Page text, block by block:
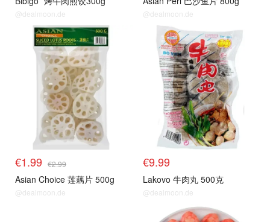
@dealmoon.de @dealmoon.de
生鲜top
€1.99 €2.99
Asian Choice 莲藕片 500g
@dealmoon.de
生鲜top
€9.99
Lakovo 牛肉丸 500克
@dealmoon.de
生鲜top